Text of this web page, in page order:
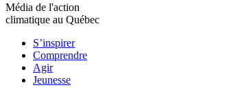
Média de l'action
climatique au Québec
S’inspirer
Comprendre
Agir
Jeunesse